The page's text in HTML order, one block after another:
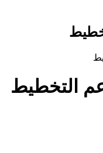
التخطيط